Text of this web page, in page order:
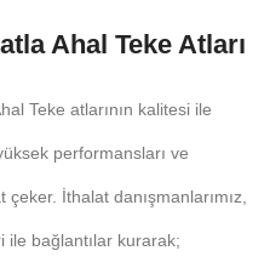
Ahal Teke Atları
Teke atlarının kalitesi ile
performansları ve
İthalat danışmanlarımız,
ile bağlantılar kurarak;